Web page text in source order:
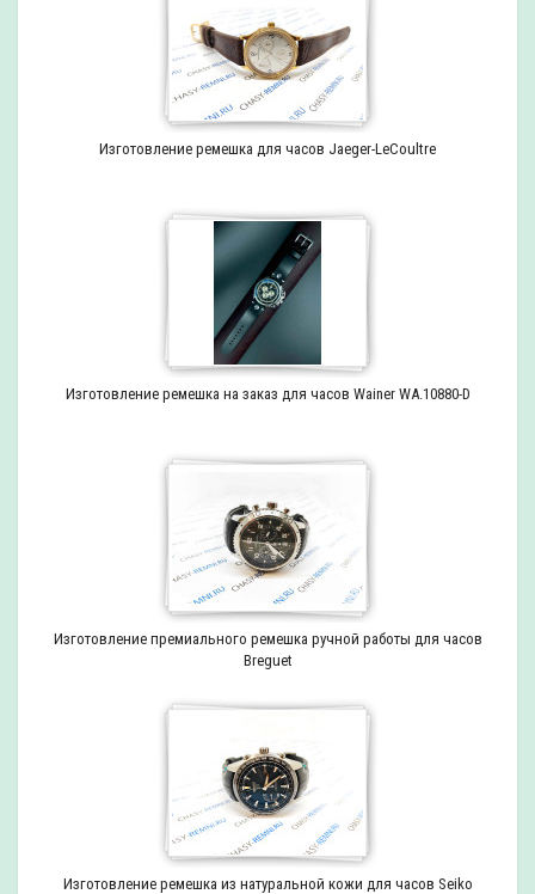
Изготовление ремешка для часов Jaeger-LeCoultre
Изготовление ремешка на заказ для часов Wainer WA.10880-D
Изготовление премиального ремешка ручной работы для часов
Breguet
Изготовление ремешка из натуральной кожи для часов Seiko